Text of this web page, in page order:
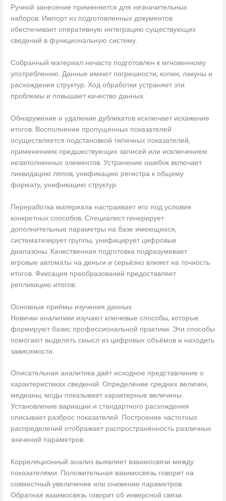
Ручной занесение применяется для незначительных
наборов. Импорт из подготовленных документов
обеспечивает оперативную интеграцию существующих
сведений в функциональную систему.
Собранный материал нечасто подготовлен к мгновенному
употреблению. Данные имеют погрешности, копии, лакуны и
расхождения структур. Ход обработки устраняет эти
проблемы и повышает качество данных.
Обнаружение и удаление дубликатов исключает искажение
итогов. Восполнение пропущенных показателей
осуществляется подстановкой типичных показателей,
применением предшествующих записей или исключением
незаполненных элементов. Устранение ошибок включает
ликвидацию ляпов, унификацию регистра к общему
формату, унификацию структур.
Переработка материала настраивает его под условия
конкретных способов. Специалист генерирует
дополнительные параметры на базе имеющихся,
систематизирует группы, унифицирует цифровые
диапазоны. Качественная подготовка подразумевает
игровые автоматы на деньги и серьёзно влияет на точность
итогов. Фиксация преобразований предоставляет
репликацию итогов.
Основные приёмы изучения данных
Новички аналитики изучают ключевые способы, которые
формируют базис профессиональной практики. Эти способы
помогают выделять смысл из цифровых объёмов и находить
зависимости.
Описательная аналитика даёт исходное представление о
характеристиках сведений. Определение средних величин,
медианы, моды показывает характерные величины.
Установление вариации и стандартного расхождения
описывает разброс показателей. Построение частотных
распределений отображает распространённость различных
значений параметров.
Корреляционный анализ выявляет взаимосвязи между
показателями. Положительная взаимосвязь говорит на
совместный увеличение или снижение параметров.
Обратная взаимосвязь говорит об инверсной связи.